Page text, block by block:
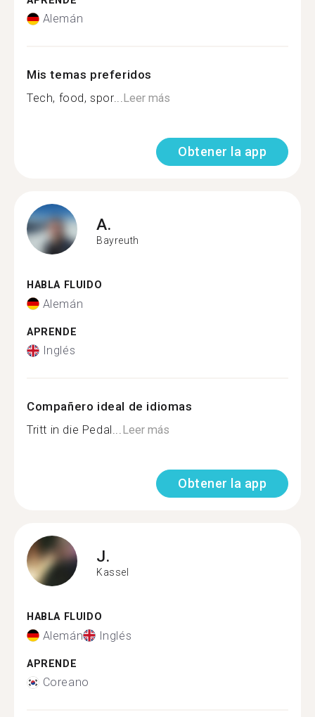
Alemán
Mis temas preferidos
Tech, food, spor...Leer más
Obtener la app
A.
Bayreuth
HABLA FLUIDO
Alemán
APRENDE
Inglés
Compañero ideal de idiomas
Tritt in die Pedal...Leer más
Obtener la app
J.
Kassel
HABLA FLUIDO
Alemán Inglés
APRENDE
Coreano